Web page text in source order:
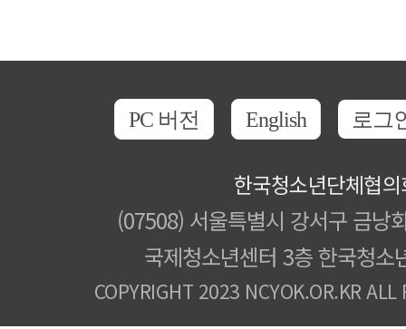
PC 버전 English 로그
한국청소년단체협
(07508) 서울특별시 강서구 금낭
국제청소년센터 3층 한국청소
COPYRIGHT 2023 NCYOK.OR.KR ALL